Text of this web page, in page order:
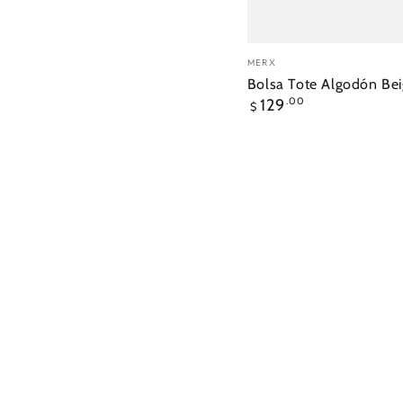
Vendedor:
MERX
Bolsa Tote Algodón
Precio
$ 129 .00